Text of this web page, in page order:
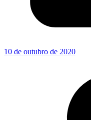
10 de outubro de 2020